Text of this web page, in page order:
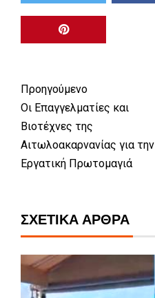
Προηγούμενο
Οι Επαγγελματίες και
Βιοτέχνες της
Αιτωλοακαρνανίας για την
Εργατική Πρωτομαγιά
ΣΧΕΤΙΚΆ ΆΡΘΡΑ